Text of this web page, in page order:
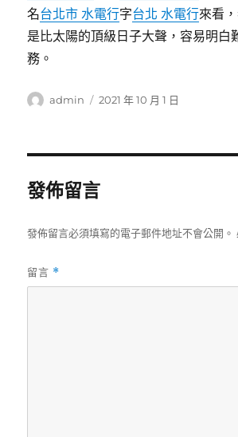
名台北市 水電行字台北 水電行來看
是比太陽的頂級日子大聲，容易明白
務。
作
admin
發
2021 年 10 月 1 日
發佈留言
發佈留言必須填寫的電子郵件地址不會公開。
留言 *